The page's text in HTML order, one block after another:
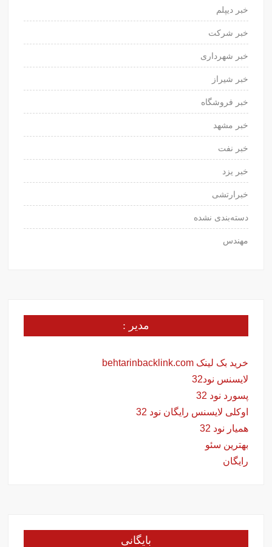
خبر دیپلم
خبر شرکت
خبر شهرداری
خبر شیراز
خبر فروشگاه
خبر مشهد
خبر نفت
خبر یزد
خبرارتشی
دسته‌بندی نشده
مهندس
مدیر :
خرید بک لینک behtarinbacklink.com
لایسنس نود32
پسورد نود 32
اوکلی لایسنس رایگان نود 32
همیار نود 32
بهترین سئو
رایگان
بایگانی